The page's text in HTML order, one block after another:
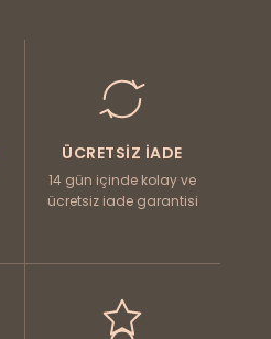
ÜCRETSIZ İADE
14 gün içinde kolay ve
ücretsiz iade garantisi